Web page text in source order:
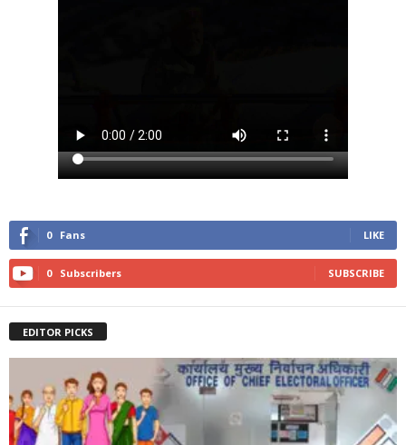
0 Fans LIKE
0 Subscribers SUBSCRIBE
EDITOR PICKS